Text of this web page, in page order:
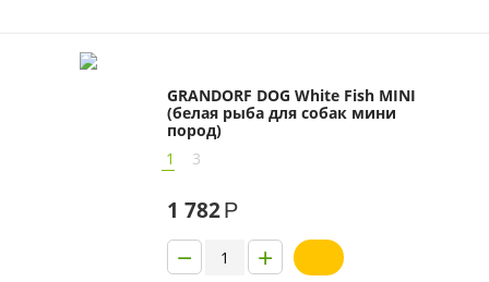
GRANDORF DOG White Fish MINI
(белая рыба для собак мини
пород)
1
3
1 782Р
+
−